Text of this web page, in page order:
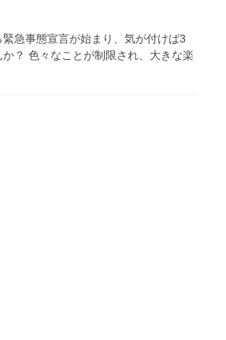
急事態宣言が始まり、気が付けば3
？ 色々なことが制限され、大きな楽